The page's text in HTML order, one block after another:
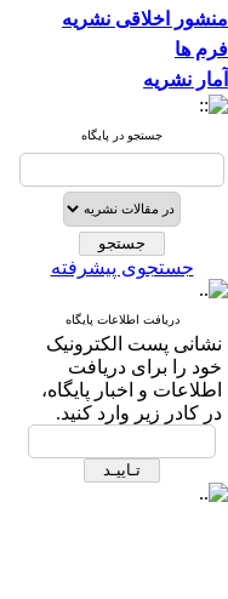
منشور اخلاقی نشریه
فرم ها
آمار نشریه
جستجو در پایگاه
جستجوی پیشرفته
دریافت اطلاعات پایگاه
نشانی پست الکترونیک
خود را برای دریافت
اطلاعات و اخبار پایگاه،
در کادر زیر وارد کنید.